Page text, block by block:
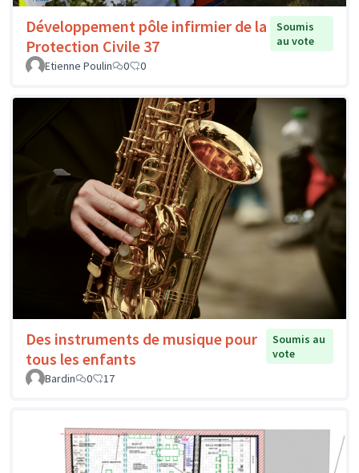
Développement pôle infirmier de la
Protection Civile 37
Soumis
au vote
Etienne Poulin
0 0
Des instruments de musique pour
tous les enfants
Soumis au
vote
Bardin
0 17